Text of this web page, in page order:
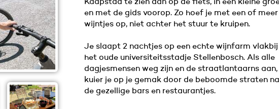
Kaapstad te zien dan op de fiets, in een kleine
en met de gids voorop. Zo hoef je met een of meer
wijntjes op, niet achter het stuur te kruipen.
Je slaapt 2 nachtjes op een echte wijnfarm vlakbij
het oude universiteitsstadje Stellenbosch. Als alle
dagjesmensen weg zijn en de straatlantaarns aan,
kuier je op je gemak door de beboomde straten
de gezellige bars en restaurantjes.